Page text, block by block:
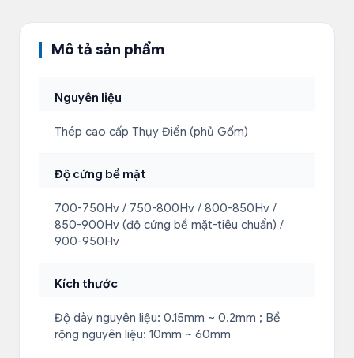
Mô tả sản phẩm
Nguyên liệu
Thép cao cấp Thụy Điển (phủ Gốm)
Độ cứng bề mặt
700-750Hv / 750-800Hv / 800-850Hv /
850-900Hv (độ cứng bề mặt-tiêu chuẩn) /
900-950Hv
Kích thước
Độ dày nguyên liệu: 0.15mm ~ 0.2mm ; Bề
rộng nguyên liệu: 10mm ~ 60mm